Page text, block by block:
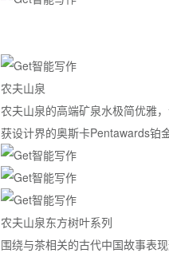
农夫山泉
农夫山泉的高端矿泉水极简优雅
获设计界的奥斯卡Pentawards铂金
农夫山泉东方树叶系列
围绕与茶相关的古代中国故事表